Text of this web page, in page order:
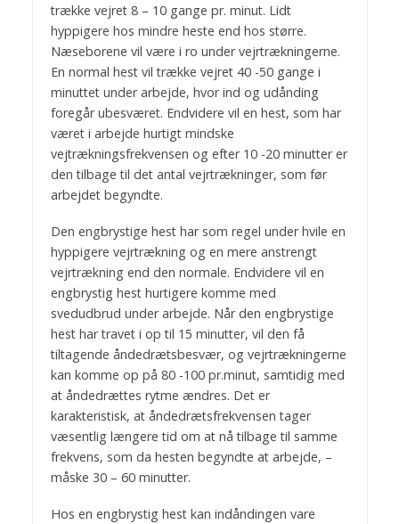
trække vejret 8 – 10 gange pr. minut. Lidt
hyppigere hos mindre heste end hos større.
Næseborene vil være i ro under vejrtrækningerne.
En normal hest vil trække vejret 40 -50 gange i
minuttet under arbejde, hvor ind og udånding
foregår ubesværet. Endvidere vil en hest, som har
været i arbejde hurtigt mindske
vejtrækningsfrekvensen og efter 10 -20 minutter er
den tilbage til det antal vejrtrækninger, som før
arbejdet begyndte.
Den engbrystige hest har som regel under hvile en
hyppigere vejrtrækning og en mere anstrengt
vejrtrækning end den normale. Endvidere vil en
engbrystig hest hurtigere komme med
svedudbrud under arbejde. Når den engbrystige
hest har travet i op til 15 minutter, vil den få
tiltagende åndedrætsbesvær, og vejrtrækningerne
kan komme op på 80 -100 pr.minut, samtidig med
at åndedrættes rytme ændres. Det er
karakteristisk, at åndedrætsfrekvensen tager
væsentlig længere tid om at nå tilbage til samme
frekvens, som da hesten begyndte at arbejde, –
måske 30 – 60 minutter.
Hos en engbrystig hest kan indåndingen vare